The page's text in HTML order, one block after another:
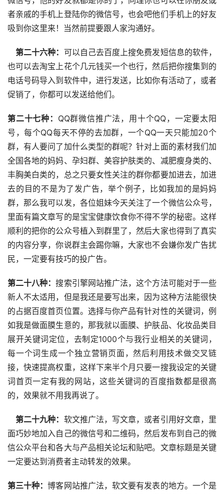
者亲戚的手机上登陆你的微信号，也会吧他们手机上的好友
吸到你这里来！当然前提要跟人家沟通好。
第二十六种： 可以自己去百度上搜免费发短信息的软件，
也可以去淘宝上花个几元钱买一个也行，然后把你搜集到的
电话号码导入到软件中，进行发送，比如你有活动了，或者
促销了，你都可以发送给他们。
第二十七种： QQ群微信推广法，用十个QQ，一定要太阳
号，每个QQ每天不停的去加群，一个QQ一天只能加20个
群，有人要问了加什么类型的群呢？针对上面的素材我们加
全国各地的妈妈、孕妇群、美容护肤类的、减肥瘦身类的、
丰胸美白类的，总之只要女性关注的群你都要加进去，加进
去的目的不是为了发广告，举个例子，比如我加的是妈妈
群，那么我可以发，各位姐妹今天关注了一个微信公众号，
里面有篇文章写的是宝宝健康饮食你不得不学的秘密。这样
顺利的把你的公众号植入到群里了，然后大家也得到了真实
的内容分享，你说群主会踢你嘛，大家也不会嫌你发广告扰
民，一定要有技巧的投广告。
第二十八种：搜索引擎网站推广法，这个方法可能对于一些
新人不太适用，但是我还是要写出来，因为这种方法能很快
的占据百度首页位置。选择与你产品有针对性的关键词，例
如我是做面膜生意的，那我就以面膜、护肤品、化妆品类目
展开关键词定位，去制定1000个与我行业相关的关键词，
每一个词生成一个独立营销页面，然后利用技术做交叉链
接，快速提高权重，这样下来半个月只要一搜我设定的关键
词首页一定有我的网站，这些关键词的百度指数都是很高
的，效果就不用我再说了。
第二十九种： 软文推广法，写文章，或者引用好文章，里
面巧妙地加入自己的微信号和二维码，然后发布到自己的微
信公众平台和各大与产品相关论坛和贴吧。文章标题是关键
一定要达到消费者主动转发的效果。
第三十种：博客网站推广法，软文要有发表的地方。一个是